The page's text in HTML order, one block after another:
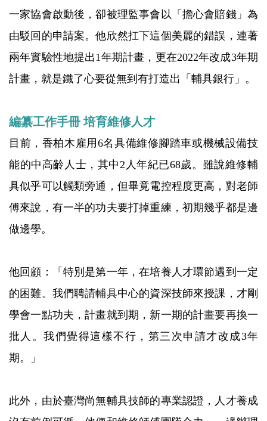
一家協會啟動後，卻被理監事會以「擔心會賠錢」為
由駁回的申請案。他欣然扛下這個美麗的錯誤，連著
兩年實驗性地提出1年期計畫，更在2022年改成3年期
計畫，就是鐵了心要從無到有打造出「輔具銀行」。
編纂工作手冊 培育維修人才
目前，香柏木雇用6名具備維修腳踏車或機械設備技
能的中高齡人士，其中2人年紀已68歲。雖說維修輔
具似乎可以觸類旁通，但畢竟電控程度更高，對老師
傅來說，有一半的功夫要打掉重練，初期幾乎都是邊
做邊學。
他回顧：「特別是第一年，在培養人才環節遇到一定
的困難。我們聘請輔具中心的資深技師來授課，才剛
學會一點功夫，計畫就到期，新一期的計畫要再換一
批人。我們覺得這樣不行，第三次申請才改成3年
期。」
此外，由於臺灣尚無輔具技師的專業認證，人才養成